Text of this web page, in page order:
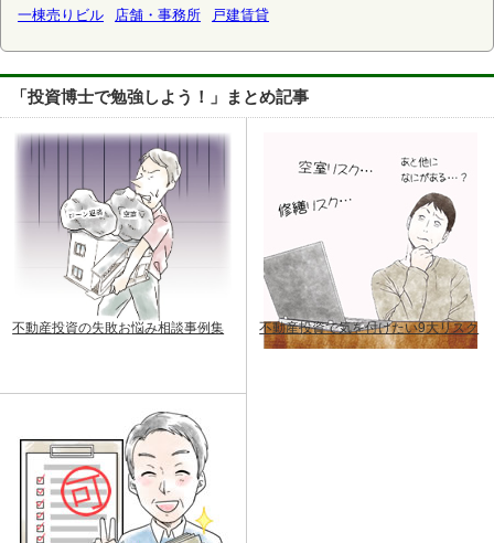
一棟売りビル
店舗・事務所 戸建賃貸
「投資博士で勉強しよう！」まとめ記事
不動産投資の失敗お悩み相談事例集 不動産投資で気を付けたい9大リスク